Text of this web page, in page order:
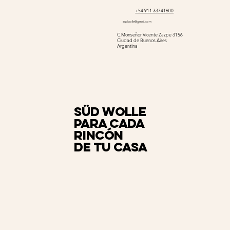
Süd Wolle
para cada
rincón
de tu casa
+54 911 33741600
sudwolle@gmail.com
C.Monseñor Vicente Zazpe 3156
Ciudad de Buenos Aires
Argentina